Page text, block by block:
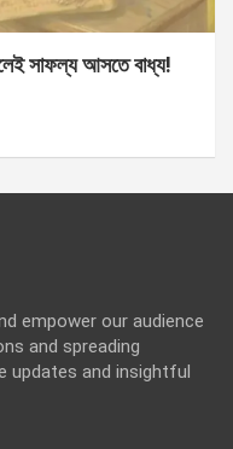
সাফল্য আসতে বাধ্য!
empower our audience
and spreading
updates and insightful